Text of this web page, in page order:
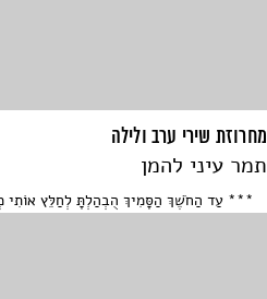
מחרוזת שירי ערב ולילה
תמר עיני להמן
*** עַד הַחֹשֶׁךְ הַסָּמִיךְ הֻבְהַלְתָּ לְחַלֵּץ אוֹתִי